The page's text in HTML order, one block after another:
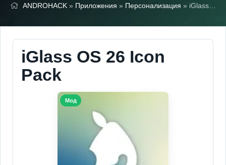
ANDROHACK » Приложения » Персонализация » iGlass OS 26 Icon Pack
iGlass OS 26 Icon
Pack
Мод